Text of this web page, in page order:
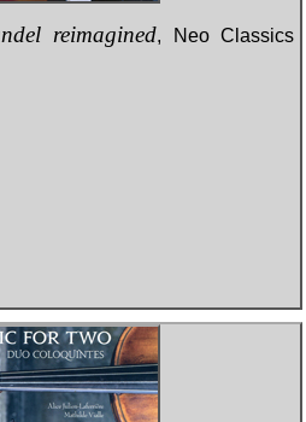
reimagined, Neo Classics